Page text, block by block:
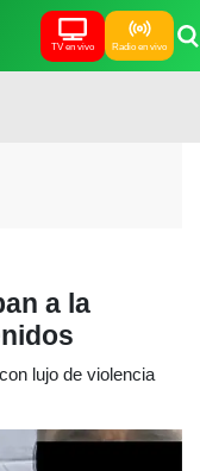
TV en vivo Radio en vivo
a la
lujo de violencia